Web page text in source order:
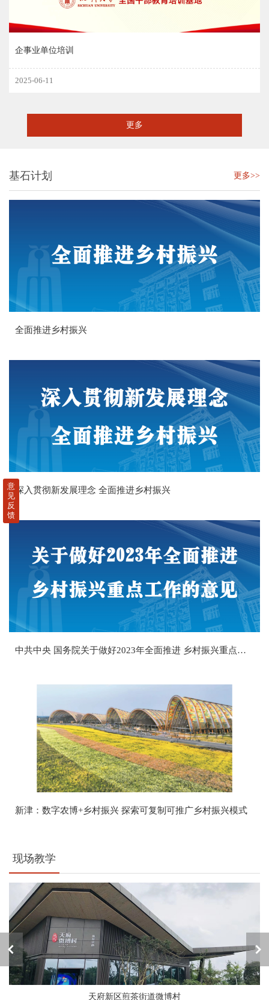
企事业单位培训
2025-06-11
更多
基石计划 更多>>
全面推进乡村振兴
深入贯彻新发展理念 全面推进乡村振兴
中共中央 国务院关于做好2023年全面推进 乡村振兴重点工作的意见
新津：数字农博+乡村振兴 探索可复制可推广乡村振兴模式
现场教学
天府新区煎茶街道微博村
意
见
反
馈